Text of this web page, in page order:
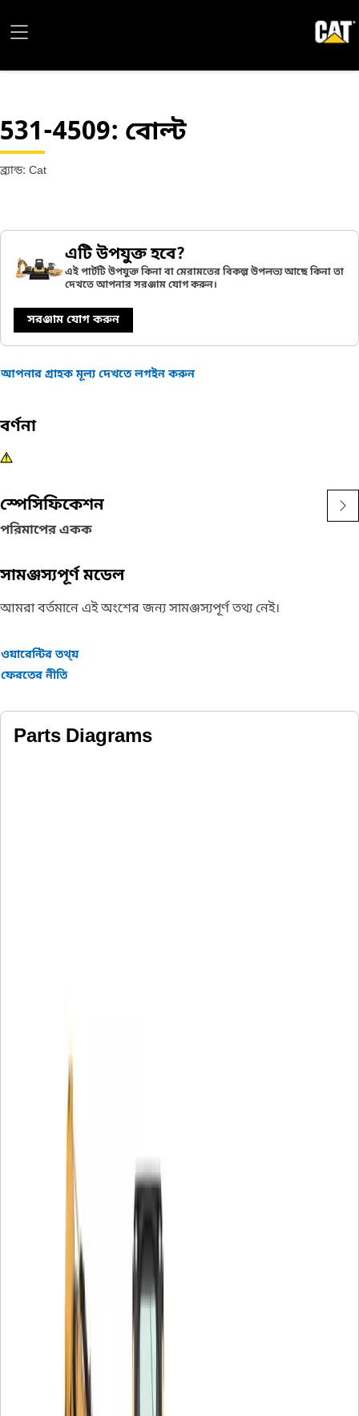
531-4509: বোল্ট
ব্র্যান্ড: Cat
এটি উপযুক্ত হবে?
এই পার্টটি উপযুক্ত কিনা বা মেরামতের বিকল্প উপলভ্য আছে কিনা তা
দেখতে আপনার সরঞ্জাম যোগ করুন।
সরঞ্জাম যোগ করুন
আপনার গ্রাহক মূল্য দেখতে লগইন করুন
বর্ণনা
স্পেসিফিকেশন
পরিমাপের একক
সামঞ্জস্যপূর্ণ মডেল
আমরা বর্তমানে এই অংশের জন্য সামঞ্জস্যপূর্ণ তথ্য নেই।
ওয়ারেন্টির তথ্য়
ফেরতের নীতি
Parts Diagrams